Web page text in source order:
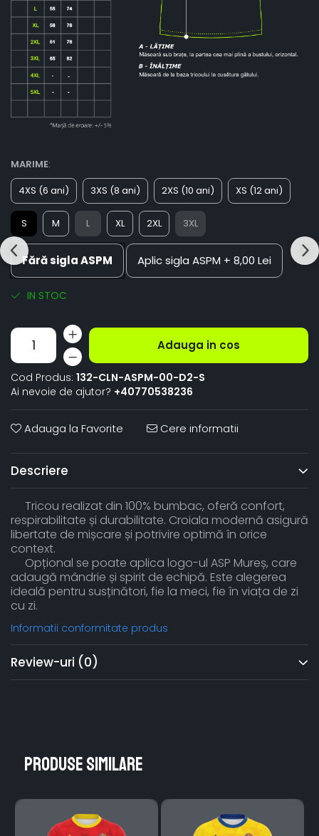
MARIME:
4XS (6 ani)
3XS (8 ani) 2XS (10 ani) XS (12 ani)
S M L XL 2XL 3XL
Fără sigla ASPM Aplic sigla ASPM + 8,00 Lei
IN STOC
Adauga in cos
Cod Produs: 132-CLN-ASPM-00-D2-S
Ai nevoie de ajutor? +40770538236
Adauga la Favorite Cere informatii
Descriere
Tricou realizat din 100% bumbac, oferă confort,
respirabilitate și durabilitate. Croiala modernă asigură
libertate de mișcare și potrivire optimă în orice
context.
Opțional se poate aplica logo-ul ASP Mureș, care
adaugă mândrie și spirit de echipă. Este alegerea
ideală pentru susținători, fie la meci, fie în viața de zi
cu zi.
Informatii conformitate produs
Review-uri (0)
Produse similare